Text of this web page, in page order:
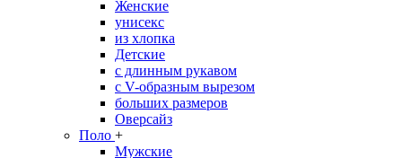
Женские
унисекс
из хлопка
Детские
с длинным рукавом
с V-образным вырезом
больших размеров
Оверсайз
Поло +
Мужские